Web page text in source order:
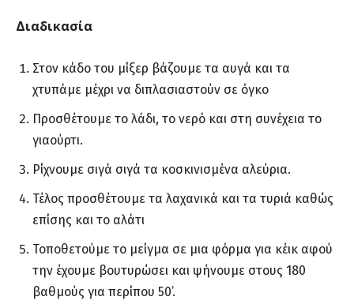
Διαδικασία
Στον κάδο του μίξερ βάζουμε τα αυγά και τα
χτυπάμε μέχρι να διπλασιαστούν σε όγκο
Προσθέτουμε το λάδι, το νερό και στη συνέχεια το
γιαούρτι.
Ρίχνουμε σιγά σιγά τα κοσκινισμένα αλεύρια.
Τέλος προσθέτουμε τα λαχανικά και τα τυριά καθώς
επίσης και το αλάτι
Τοποθετούμε το μείγμα σε μια φόρμα για κέικ αφού
την έχουμε βουτυρώσει και ψήνουμε στους 180
βαθμούς για περίπου 50’.